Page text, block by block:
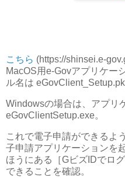
こちら (https://shinsei.e-
MacOS用e-Govアプリケー
ル名は
Windowsの場合は、アプリ
eGovClientSetup.exe。
これで電子申請ができるよ
子申請アプリケーションを
ほうにある［GビズIDでロ
できることを確認。